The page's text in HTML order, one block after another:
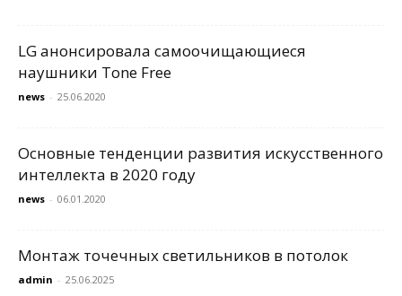
LG анонсировала самоочищающиеся
наушники Tone Free
news - 25.06.2020
Основные тенденции развития искусственного
интеллекта в 2020 году
news - 06.01.2020
Монтаж точечных светильников в потолок
admin - 25.06.2025